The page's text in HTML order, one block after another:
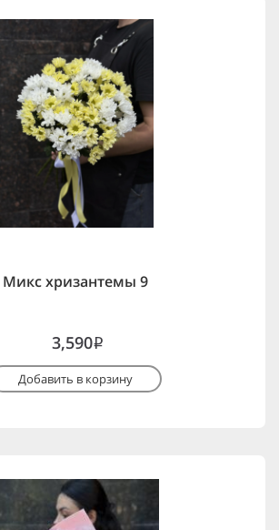
Микс хризантемы 9
3,590i
Добавить в корзину